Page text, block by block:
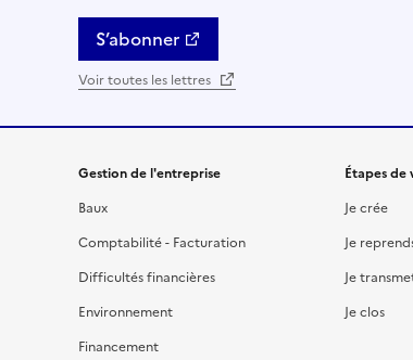
S’abonner
Voir toutes les lettres
Gestion de l'entreprise
Baux
Comptabilité - Facturation
Difficultés financières
Environnement
Financement
Étapes de
Je crée
Je
Je
Je clos